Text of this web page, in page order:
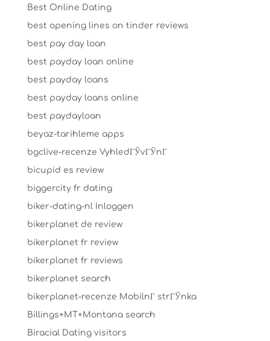
Best Online Dating
best opening lines on tinder reviews
best pay day loan
best payday loan online
best payday loans
best payday loans online
best paydayloan
beyaz-tarihleme apps
bgclive-recenze VyhledГЎvГЎnГ­
bicupid es review
biggercity fr dating
biker-dating-nl Inloggen
bikerplanet de review
bikerplanet fr review
bikerplanet fr reviews
bikerplanet search
bikerplanet-recenze MobilnГ­ strГЎnka
Billings+MT+Montana search
Biracial Dating visitors